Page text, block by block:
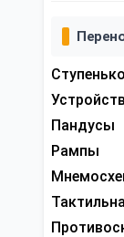
Пандусы
Рампы